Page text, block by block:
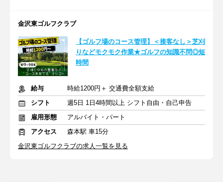
金沢東ゴルフクラブ
【ゴルフ場のコース管理】＜接客なし＞芝刈
りなどモクモク作業★ゴルフの知識不問◎短
時間
給与
時給1200円＋ 交通費全額支給
シフト
週5日 1日4時間以上 シフト自由・自己申告
雇用形態
アルバイト・パート
アクセス
森本駅 車15分
金沢東ゴルフクラブの求人一覧を見る